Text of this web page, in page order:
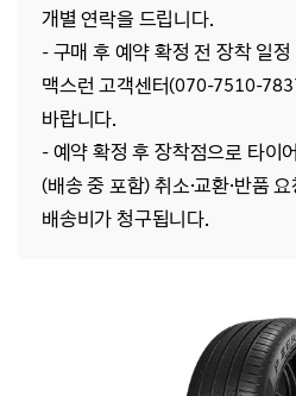
개별 연락을 드립니다.
- 구매 후 예약 확정 전 장착 일
맥스런 고객센터(070-7510-
바랍니다.
- 예약 확정 후 장착점으로 타이
(배송 중 포함) 취소·교환·반품
배송비가 청구됩니다.